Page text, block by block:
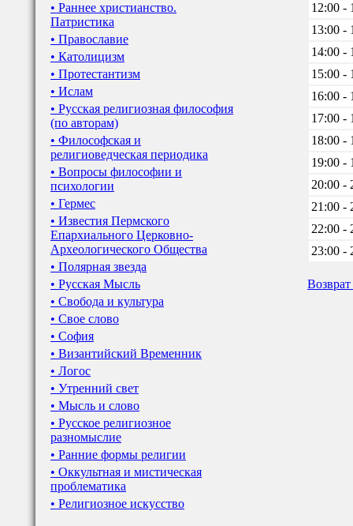
• Раннее христианство.
Патристика
• Православие
• Католицизм
• Протестантизм
• Ислам
• Русская религиозная философия
(по авторам)
• Философская и
религиоведческая периодика
• Вопросы философии и
психологии
• Гермес
• Известия Пермского
Епархиального Церковно-
Археологического Общества
• Полярная звезда
• Русская Мысль
• Свобода и культура
• Свое слово
• София
• Византийский Временник
• Логос
• Утренний свет
• Мысль и слово
• Русское религиозное
разномыслие
• Ранние формы религии
• Оккультная и мистическая
проблематика
• Религиозное искусство
12:00 -
13:00 -
14:00 -
15:00 -
16:00 -
17:00 -
18:00 -
19:00 -
20:00 -
21:00 -
22:00 -
23:00 -
Возврат